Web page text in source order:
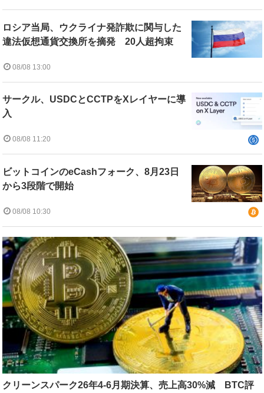
ロシア当局、ウクライナ発詐欺に関与した
違法仮想通貨交換所を摘発 20人超拘束
08/08 13:00
サークル、USDCとCCTPをXレイヤーに導
入
08/08 11:20
ビットコインのeCashフォーク、8月23日
から3段階で開始
08/08 10:30
クリーンスパーク26年4-6月期決算、売上高30%減 BTC評